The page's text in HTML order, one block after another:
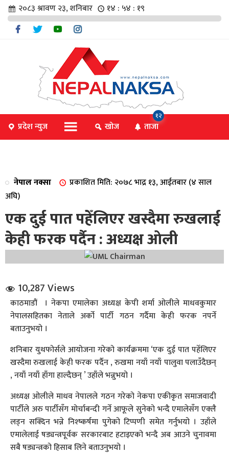
संवाद
२०८३ श्रावण २३, शनिबार १४ : ५४ : २०
प्रदेश न्युज खोज ताजा
१२
नेपाल नक्सा
प्रकाशित मिति: २०७८ भाद्र १३, आईतबार (४ साल
अघि)
एक दुई पात पहेँलिएर खस्दैमा रुखलाई
केही फरक पर्दैन : अध्यक्ष ओली
10,287 Views
काठमाडौं । नेकपा एमालेका अध्यक्ष केपी शर्मा ओलीले माधवकुमार
नेपालसहितका नेताले अर्को पार्टी गठन गर्दैमा केही फरक नपर्ने
बताउनुभयो ।
शनिबार युथफोर्सले आयोजना गरेको कार्यक्रममा ‘एक दुई पात पहेँलिएर
खस्दैमा रुखलाई केही फरक पर्दैन , रुखमा नयाँ नयाँ पालुवा पलाउँदैछन्
, नयाँ नयाँ हाँगा हाल्दैछन् ’ उहाँले भन्नुभयो ।
अध्यक्ष ओलीले माधव नेपालले गठन गरेको नेकपा एकीकृत समाजवादी
पार्टीले अरु पार्टीसँग मोर्चाबन्दी गर्ने आफूले सुनेको भन्दै एमालेसँग एक्लै
लड्न सक्दिन भन्ने निश्ष्कर्षमा पुगेको टिप्पणी समेत गर्नुभयो । उहाँले
एमालेलाई षड्यन्त्रपूर्वक सरकारबाट हटाइएको भन्दै अब आउने चुनावमा
सबै षड्यन्त्रको हिसाब लिने बताउनुभयो ।